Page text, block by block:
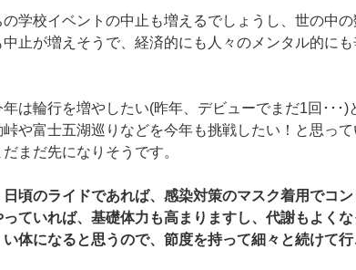
学校イベントの中止も増えるでしょうし、世の中の
止が増えそうで、経済的にも人々のメンタル的に
は輪行を増やしたい(昨年、デビューでまだ1回･･･)
峠や富士五湖巡りなどを今年も挑戦したい！と思っ
まだ先になりそうです。
日頃のライドであれば、感染対策のマスク着用でコ
っていれば、基礎体力も高まりますし、代謝もよく
体になると思うので、節度を持って細々と続けて行